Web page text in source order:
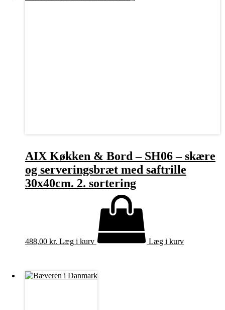
AIX Køkken & Bord – SH06 – skære
og serveringsbræt med saftrille
30x40cm. 2. sortering
488,00 kr. Læg i kurv Læg i kurv